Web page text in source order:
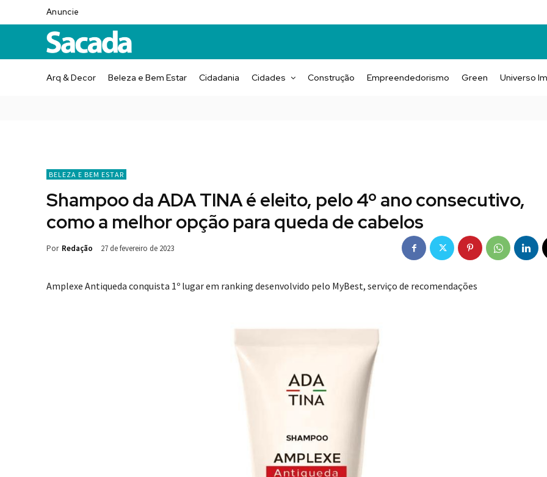
Anuncie
Arq & Decor Beleza e Bem Estar Cidadania Cidades Construção Empreendedorismo Green Universo
BELEZA E BEM ESTAR
Shampoo da ADA TINA é eleito, pelo 4º ano consecutivo,
como a melhor opção para queda de cabelos
Por Redação 27 de fevereiro de 2023
Amplexe Antiqueda conquista 1º lugar em ranking desenvolvido pelo MyBest, serviço de recomendações